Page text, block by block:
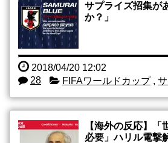
サプライズ招集が
か？」
2018/04/20 12:02
28
FIFAワールドカップ,
【海外の反応】
必要」ハリル電撃